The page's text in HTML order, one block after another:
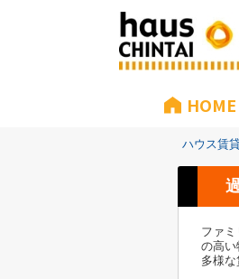
HOME
ハウス賃
ファ
の高い
多様